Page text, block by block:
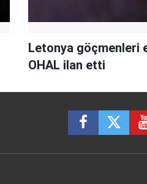
Letonya göçmenleri
OHAL ilan etti